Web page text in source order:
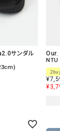
サンダル
Our.
NTU
¥
¥